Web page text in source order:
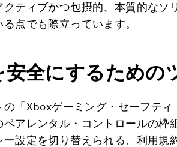
クティブかつ包摂的、本質的なソ
点でも際立っています。
全にするための
の「Xboxゲーミング・セーフテ
ペアレンタル・コントロールの枠
ー設定を切り替えられる、利用規